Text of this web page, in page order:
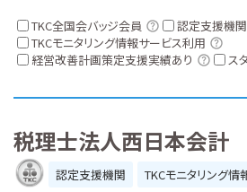
TKC全国会バッジ会員
認定支援機関
TKCモニタリング情報サービス利用
経営改善計画策定支援実績あり
ス
税理士法人西日本会
認定支援機関 TKCモニタリング情